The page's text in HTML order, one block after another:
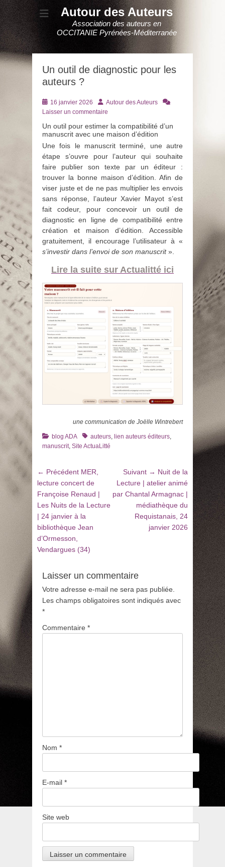
Autour des Auteurs
Association des auteurs en
OCCITANIE Pyrénées-Méditerranée
Un outil de diagnostic pour les
auteurs ?
Posté
le
16 janvier 2026 AuteurAutour des Auteurs
Laisser un commentaire
Un outil pour estimer la compatibilité d’un
manuscrit avec une maison d’édition
Une fois le manuscrit terminé, une autre
étape s’ouvre pour l’auteur qui souhaite
faire publier son texte par un éditeur :
trouver la bonne maison d’édition. Afin de
viser juste et de ne pas multiplier les envois
sans réponse, l’auteur Xavier Mayot s’est
fait codeur, pour concevoir un outil de
diagnostic en ligne de compatibilité entre
création et maison d’édition. Accessible
gratuitement, il encourage l’utilisateur à «
s’investir dans l’envoi de son manuscrit».
Lire la suite sur Actualitté ici
une communication de Joëlle Wintrebert
Catégories
blog ADA Tagsauteurs lien auteurs éditeurs
manuscrit Site ActuaLitté
Navigation
de
l’article
← Précédent Article
précédent
:
MER,
lecture concert de
Françoise Renaud |
Les Nuits de la Lecture
| 24 janvier à la
bibliothèque Jean
d’Ormesson,
Vendargues (34)
Suivant → Article
suivant
:
Nuit de la
Lecture | atelier animé
par Chantal Armagnac |
médiathèque du
Requistanais, 24
janvier 2026
Laisser un commentaire
Votre adresse e-mail ne sera pas publiée.
Les champs obligatoires sont indiqués avec
*
Commentaire *
Nom *
E-mail *
Site web